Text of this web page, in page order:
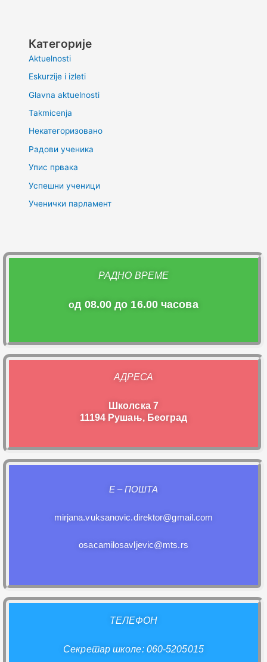
Категорије
Aktuelnosti
Eskurzije i izleti
Glavna aktuelnosti
Takmicenja
Некатегоризовано
Радови ученика
Упис првака
Успешни ученици
Ученички парламент
РАДНО ВРЕМЕ
од 08.00 до 16.00 часова
АДРЕСА
Школска 7
11194 Рушањ, Београд
E – ПОШТА
mirjana.vuksanovic.direktor@gmail.com
osacamilosavljevic@mts.rs
ТЕЛЕФОН
Секретар школе: 060-5205015